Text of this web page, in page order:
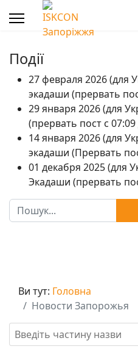
Події
27 февраля 2026 (для
экадаши (прервать
29 января 2026 (для
(прервать пост с
14 января 2026 (для
экадаши (Прервать
01 декабря 2025
Экадаши (прервать
Пошук
Ви тут: Головна
Новости Запорожья
Введіть частину назви